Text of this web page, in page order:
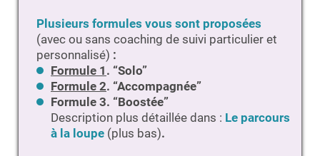
Plusieurs formules vous sont proposées
(avec ou sans coaching de suivi particulier et
personnalisé) :
Formule 1 . “Solo”
Formule 2. “Accompagnée”
Formule 3. “Boostée”
Description plus détaillée dans : Le parcours
à la loupe (plus bas).